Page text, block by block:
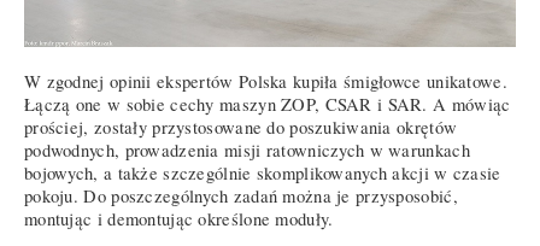
W zgodnej opinii ekspertów Polska kupiła śmigłowce unikatowe.
Łączą one w sobie cechy maszyn ZOP, CSAR i SAR. A mówiąc
prościej, zostały przystosowane do poszukiwania okrętów
podwodnych, prowadzenia misji ratowniczych w warunkach
bojowych, a także szczególnie skomplikowanych akcji w czasie
pokoju. Do poszczególnych zadań można je przysposobić,
montując i demontując określone moduły.